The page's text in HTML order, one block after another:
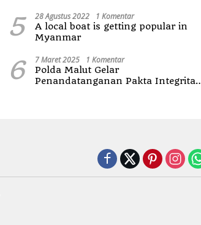
5 28 Agustus 2022 1 Komentar
A local boat is getting popular in
Myanmar
6 7 Maret 2025 1 Komentar
Polda Malut Gelar
Penandatanganan Pakta Integritas